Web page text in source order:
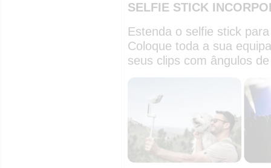
SELFIE STICK
Estenda o selfie stick
Coloque toda a sua
seus clips com ângulos